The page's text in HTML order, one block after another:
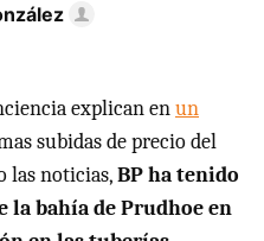
explican enun
subidas de precio del
las noticias,BP ha tenido
la bahía de Prudhoe en